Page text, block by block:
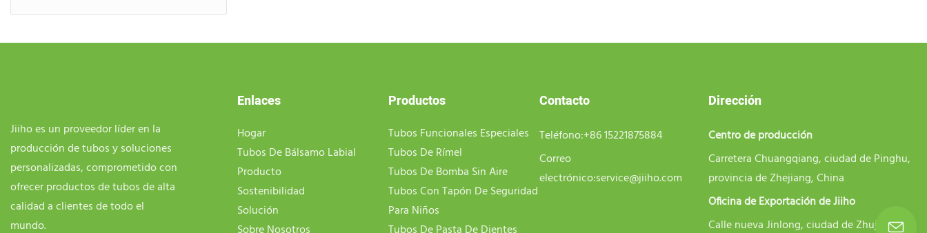
Jiiho es un proveedor líder en la
producción de tubos y soluciones
personalizadas, comprometido con
ofrecer productos de tubos de alta
calidad a clientes de todo el
mundo.
Enlaces
Hogar
Tubos De Bálsamo Labial
Producto
Sostenibilidad
Solución
Productos
Tubos Funcionales Especiales
Tubos De Rímel
Tubos De Bomba Sin Aire
Tubos Con Tapón De Seguridad
Para Niños
Contacto
Teléfono:+86 15221875884
Correo
electrónico:service@jiiho.com
Dirección
Centro de producción
Carretera Chuangqiang, ciudad de Pinghu,
provincia de Zhejiang, China
Oficina de Exportación de Jiiho
Calle nueva Jinlong, ciudad de Zhujing,